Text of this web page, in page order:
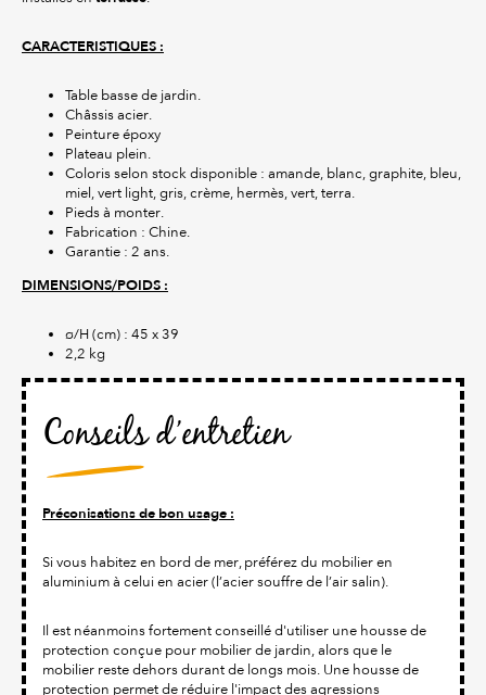
CARACTERISTIQUES :
Table basse de jardin.
Châssis acier.
Peinture époxy
Plateau plein.
Coloris selon stock disponible : amande, blanc, graphite, bleu,
miel, vert light, gris, crème, hermès, vert, terra.
Pieds à monter.
Fabrication : Chine.
Garantie : 2 ans.
DIMENSIONS/POIDS :
ø/H (cm) : 45 x 39
2,2 kg
Conseils d’entretien
Préconisations de bon usage :
Si vous habitez en bord de mer, préférez du mobilier en
aluminium à celui en acier (l’acier souffre de l’air salin).
Il est néanmoins fortement conseillé d'utiliser une housse de
protection conçue pour mobilier de jardin, alors que le
mobilier reste dehors durant de longs mois. Une housse de
protection permet de réduire l'impact des agressions